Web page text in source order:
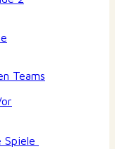
Teams
Spiele